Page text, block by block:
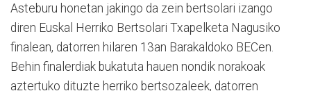
Asteburu honetan jakingo da zein bertsolari izango
diren Euskal Herriko Bertsolari Txapelketa Nagusiko
finalean, datorren hilaren 13an Barakaldoko BECen.
Behin finalerdiak bukatuta hauen nondik norakoak
aztertuko dituzte herriko bertsozaleek, datorren